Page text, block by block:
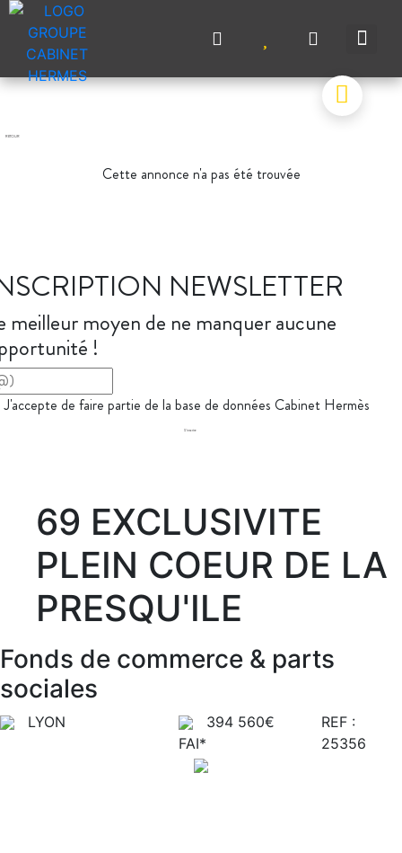
RETOUR
Cette annonce n'a pas été trouvée
NEWSLETTER
meilleur moyen de ne manquer aucune
!
J'accepte de faire partie de la base de données Cabinet Hermès
S'inscrire
69 EXCLUSIVITE
PLEIN COEUR DE LA
PRESQU'ILE
Fonds de commerce & parts
sociales
LYON
394 560€
FAI*
REF :
25356